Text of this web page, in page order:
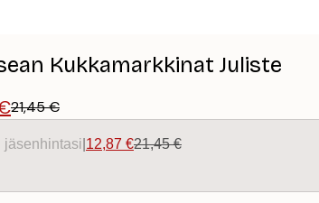
Kukkamarkkinat Juliste
21,45 €
jäsenhintasi 12,87 €21,45 €